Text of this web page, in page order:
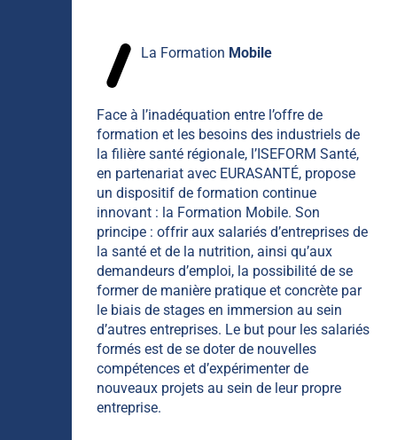
La Formation Mobile
Face à l’inadéquation entre l’offre de
formation et les besoins des industriels de
la filière santé régionale, l’ISEFORM Santé,
en partenariat avec EURASANTÉ, propose
un dispositif de formation continue
innovant : la Formation Mobile. Son
principe : offrir aux salariés d’entreprises de
la santé et de la nutrition, ainsi qu’aux
demandeurs d’emploi, la possibilité de se
former de manière pratique et concrète par
le biais de stages en immersion au sein
d’autres entreprises. Le but pour les salariés
formés est de se doter de nouvelles
compétences et d’expérimenter de
nouveaux projets au sein de leur propre
entreprise.